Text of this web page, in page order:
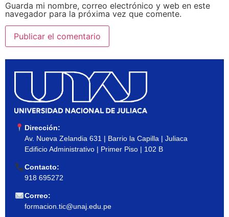
Guarda mi nombre, correo electrónico y web en este
navegador para la próxima vez que comente.
Dirección:
Av. Nueva Zelandia 631 | Barrio la Capilla | Juliaca
Edificio Administrativo | Primer Piso | 102 B
Contacto:
918 695272
Correo:
formacion.tic@unaj.edu.pe